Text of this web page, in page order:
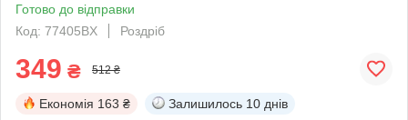
Готово до відправки
Код: 77405BX
Роздріб
349 ₴ 512 ₴
Економія 163 ₴ Залишилось 10 днів